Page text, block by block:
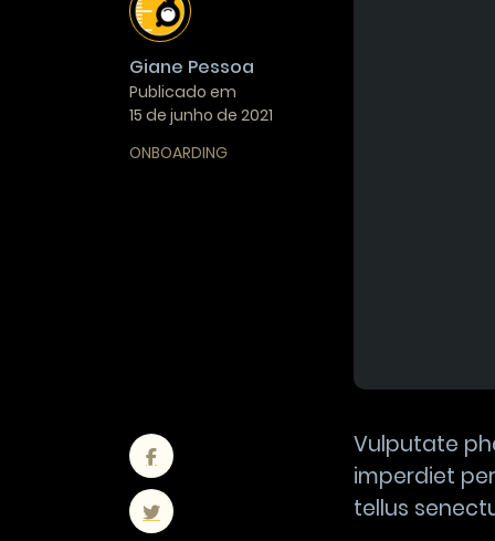
Giane Pessoa
Publicado em
15 de junho de 2021
ONBOARDING
Vulputate
imperdiet
tellus